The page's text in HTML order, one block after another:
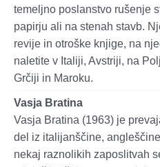
temeljno poslanstvo rušenje
papirju ali na stenah stavb.
revije in otroške knjige, na
naletite v Italiji, Avstriji, na
Grčiji in Maroku.
Vasja Bratina
Vasja Bratina (1963) je
del iz italijanščine,
nekaj raznolikih zaposlitvah